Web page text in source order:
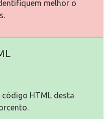
melhor o
HTML desta